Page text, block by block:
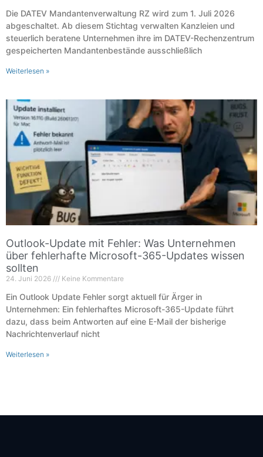
Die DATEV Mandantenverwaltung RZ wird zum 1. Juli 2026
abgeschaltet. Ab diesem Stichtag verwalten Kanzleien und
steuerlich beratene Unternehmen ihre im DATEV-Rechenzentrum
gespeicherten Mandantenbestände ausschließlich
Weiterlesen »
Outlook-Update mit Fehler: Was Unternehmen
über fehlerhafte Microsoft-365-Updates wissen
sollten
24. Juni 2026 Keine Kommentare
Ein Outlook Update Fehler sorgt aktuell für Ärger in
Unternehmen: Ein fehlerhaftes Microsoft-365-Update führt
dazu, dass beim Antworten auf eine E-Mail der bisherige
Nachrichtenverlauf nicht
Weiterlesen »